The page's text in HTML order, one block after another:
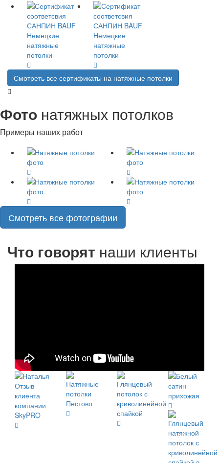
Смотреть все сертификаты на натяжные потолки
Фото натяжных потолков
Примеры наших работ
Смотреть все фотографии
Что говорят наши клиенты